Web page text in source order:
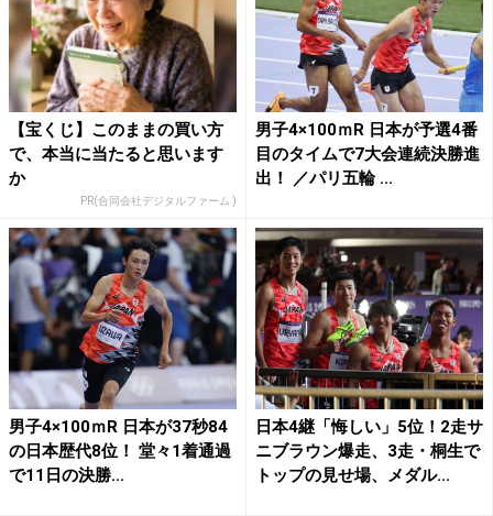
【宝くじ】このままの買い方
で、本当に当たると思います
か
PR(合同会社デジタルファーム )
男子4×100ｍR 日本が予選4番
目のタイムで7大会連続決勝進
出！ ／パリ五輪 ...
男子4×100ｍR 日本が37秒84
の日本歴代8位！ 堂々1着通過
で11日の決勝...
日本4継「悔しい」5位！2走サ
ニブラウン爆走、3走・桐生で
トップの見せ場、メダル...